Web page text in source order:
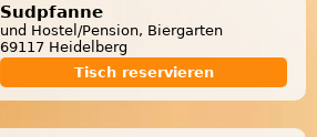
Sudpfanne
und Hostel/Pension, Biergarten
69117 Heidelberg
Tisch reservieren